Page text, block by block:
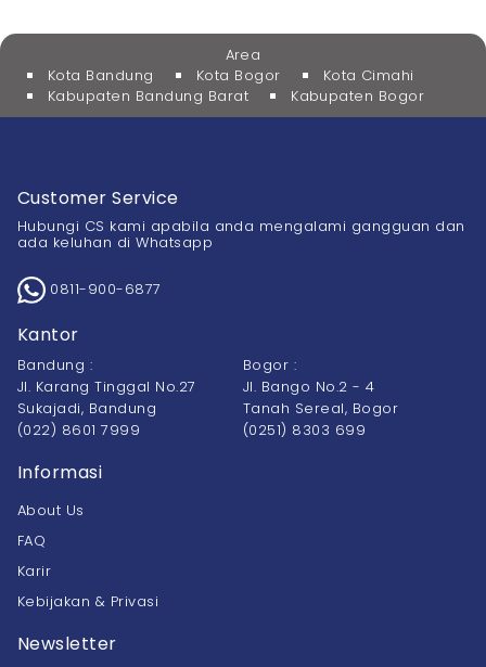
Area
Kota Bandung
Kota Bogor
Kota Cimahi
Kabupaten Bandung Barat
Kabupaten Bogor
Customer Service
Hubungi CS kami apabila anda mengalami gangguan dan
ada keluhan di Whatsapp
0811-900-6877
Kantor
Bandung :
Jl. Karang Tinggal No.27
Sukajadi, Bandung
(022) 8601 7999
Bogor :
Jl. Bango No.2 - 4
Tanah Sereal, Bogor
(0251) 8303 699
Informasi
About Us
FAQ
Karir
Kebijakan & Privasi
Newsletter